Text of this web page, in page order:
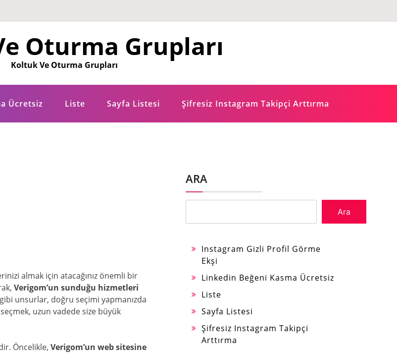
Oturma Grupları
Koltuk Ve Oturma Grupları
Ücretsiz Liste Sayfa Listesi Şifresiz Instagram Takipçi Arttırma
almak için atacağınız önemli bir
Verigom’un sunduğu hizmetleri
unsurlar, doğru seçimi yapmanızda
uzun vadede size büyük
Öncelikle, Verigom’un web sitesine
ARA
Ara
Instagram Gizli Profil Görme
Ekşi
Linkedin Beğeni Kasma Ücretsiz
Liste
Sayfa Listesi
Şifresiz Instagram Takipçi
Arttırma